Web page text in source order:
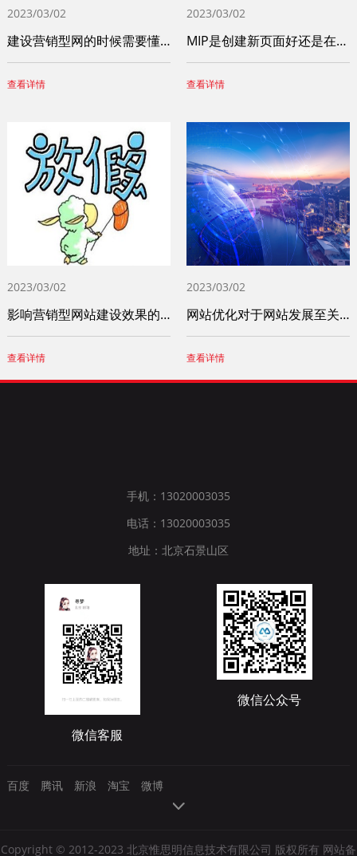
2023/03/02
建设营销型网的时候需要懂得这些问题
查看详情
2023/03/02
MIP是创建新页面好还是在原页面上操作比
查看详情
2023/03/02
影响营销型网站建设效果的重要因素
查看详情
2023/03/02
网站优化对于网站发展至关重要 这些问题一
查看详情
手机：13020003035
电话：13020003035
地址：北京石景山区
微信客服
微信公众号
百度 腾讯 新浪 淘宝 微博
Copyright © 2012-2023 北京惟思明信息技术有限公司 版权所有 网站备